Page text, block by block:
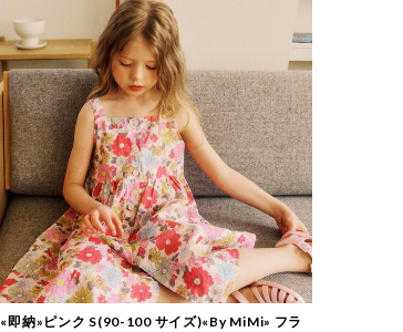
«即納»ピンク S(90-100 サイズ)«By MiMi» フラ